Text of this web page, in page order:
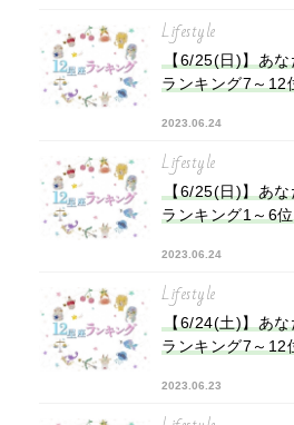
Lifestyle
【6/25(日)】あ
ランキング7～12
2023.06.24
Lifestyle
【6/25(日)】あ
ランキング1～6位
2023.06.24
Lifestyle
【6/24(土)】あ
ランキング7～12
2023.06.23